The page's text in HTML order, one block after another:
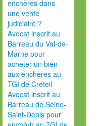
enchères dans
une vente
judiciaire ?
Avocat inscrit au
Barreau du Val-de-
Marne pour
acheter un bien
aux enchères au
TGI de Créteil
Avocat inscrit au
Barreau de Seine-
Saint-Denis pour